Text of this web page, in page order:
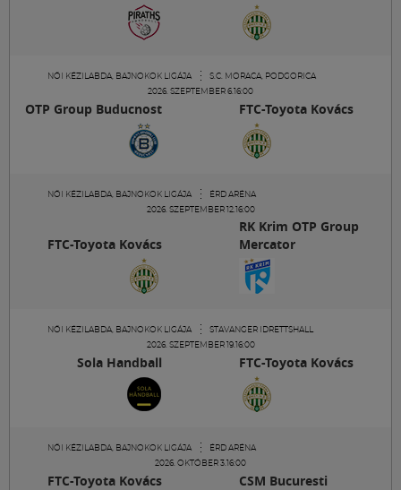
NŐI KÉZILABDA, BAJNOKOK LIGÁJA
S.C. MORACA, PODGORICA
2026. SZEPTEMBER 6.16:00
OTP Group Buducnost FTC-Toyota Kovács
NŐI KÉZILABDA, BAJNOKOK LIGÁJA
ÉRD ARÉNA
2026. SZEPTEMBER 12.16:00
FTC-Toyota Kovács
RK Krim OTP Group
Mercator
NŐI KÉZILABDA, BAJNOKOK LIGÁJA
STAVANGER IDRETTSHALL
2026. SZEPTEMBER 19.16:00
Sola Handball FTC-Toyota Kovács
NŐI KÉZILABDA, BAJNOKOK LIGÁJA
ÉRD ARÉNA
2026. OKTÓBER 3.16:00
FTC-Toyota Kovács CSM Bucuresti
Meccscenter
Közösség
English